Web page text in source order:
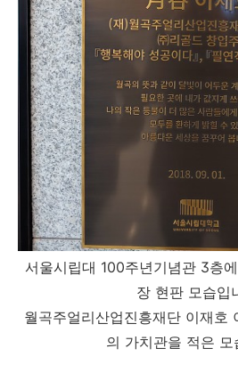
서울시립대 100주년기념관 3층
장 현판 모습입
월곡주얼리산업진흥재단 이재호
의 가치관을 적은 모